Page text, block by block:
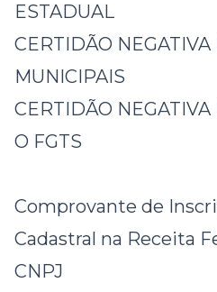
ESTADUAL
CERTIDÃO
MUNICIPAIS
CERTIDÃO
O FGTS
Comprovante de
Cadastral na Receita
CNPJ